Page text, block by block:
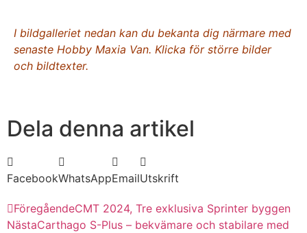
I bildgalleriet nedan kan du bekanta dig närmare med
senaste Hobby Maxia Van. Klicka för större bilder
och bildtexter.
Dela denna artikel
FacebookWhatsAppEmailUtskrift
FöregåendeCMT 2024, Tre exklusiva Sprinter byggen
NästaCarthago S-Plus – bekvämare och stabilare med